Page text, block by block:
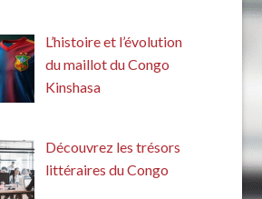
L’histoire et l’évolution
du maillot du Congo
Kinshasa
Découvrez les trésors
littéraires du Congo